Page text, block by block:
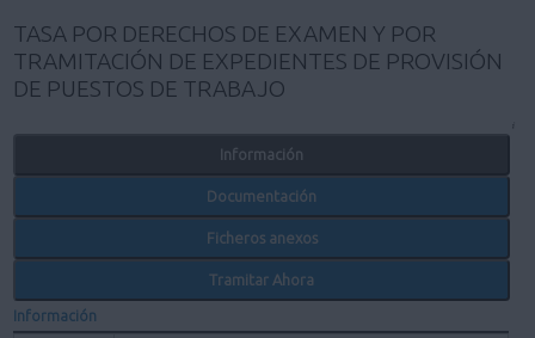
MI CARPETA
AYUDA
TASA POR DERECHOS DE EXAMEN Y POR
TRAMITACIÓN DE EXPEDIENTES DE PROVISIÓN
DE PUESTOS DE TRABAJO
Información
Documentación
Ficheros anexos
Tramitar Ahora
Información